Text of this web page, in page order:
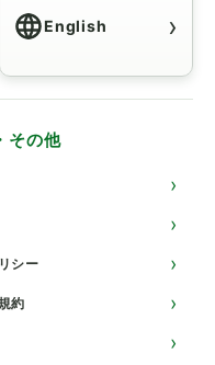
EnglishClick here for
›
その他
シー
約